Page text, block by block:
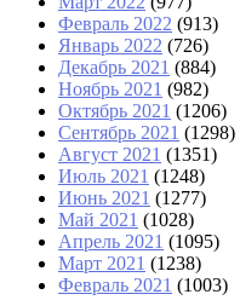
Февраль 2022 (913)
Январь 2022 (726)
Декабрь 2021 (884)
Ноябрь 2021 (982)
Октябрь 2021 (1206)
Сентябрь 2021 (1298)
Август 2021 (1351)
Июль 2021 (1248)
Июнь 2021 (1277)
Май 2021 (1028)
Апрель 2021 (1095)
Март 2021 (1238)
Февраль 2021 (1003)